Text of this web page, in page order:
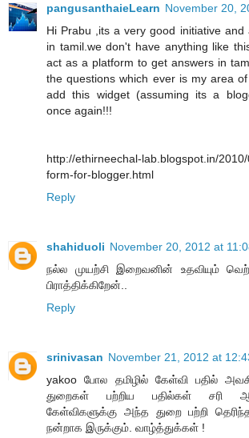
pangusanthaieLearn November 20,
Hi Prabu ,its a very good initiative
in tamil.we don't have anything like
act as a platform to get answers in
the questions which ever is my area
add this widget (assuming its a
once again!!!
http://ethirneechal-lab.blogspot.in/
form-for-blogger.html
Reply
shahiduoli November 20, 2012 at
நல்ல முயற்சி இறைவனின் உதவியும்
பிராத்திக்கிறேன்..
Reply
srinivasan November 21, 2012 at
yakoo போல தமிழில் கேள்வி பதில்
துறைகள் பற்றிய பதில்கள் சரி
கேள்விகளுக்கு அந்த துறை பற்றி
நன்றாக இருக்கும். வாழ்த்துக்கள் !